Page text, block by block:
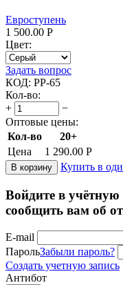
Евроступень
1 500.00 Р
Цвет:
Задать вопрос
КОД: PP-65
Кол-во:
+
−
Оптовые цены:
Кол-во
20+
Цена
1 290.00 Р
В корзину Купить в
Войдите в
сообщить вам об
E-mail
ПарольЗабыли пароль?
Создать учетную запись
Антибот